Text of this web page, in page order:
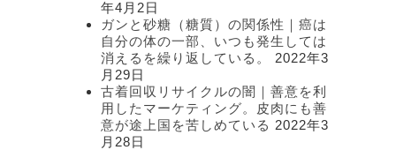
年4月2日
ガンと砂糖（糖質）の関係性｜癌は
自分の体の一部、いつも発生しては
消えるを繰り返している。
2022年3
月29日
古着回収リサイクルの闇｜善意を利
用したマーケティング。皮肉にも善
意が途上国を苦しめている 2022年3
月28日